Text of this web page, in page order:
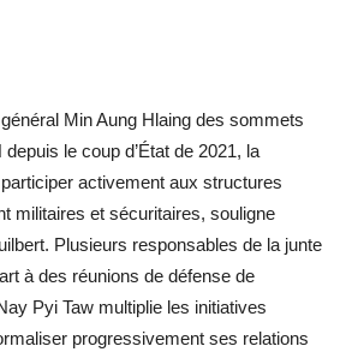
Min Aung Hlaing des sommets
depuis le coup d’État de 2021, la
activement aux structures
militaires et sécuritaires, souligne
Plusieurs responsables de la junte
à des réunions de défense de
Pyi Taw multiplie les initiatives
progressivement ses relations